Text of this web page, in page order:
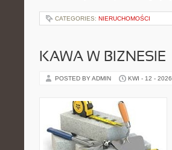
CATEGORIES: NIERUCHOMOŚCI
KAWA W BIZNESIE
POSTED BY ADMIN KWI - 12 - 2026